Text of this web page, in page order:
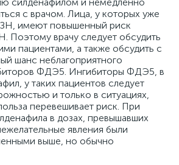
с врачом. Лица, у которых уже
имеют повышенный риск
врачу следует обсудить
пациентами, а также обсудить с
шанс неблагоприятного
ФДЭ5. Ингибиторы ФДЭ5, в
у таких пациентов следует
и только в ситуациях,
перевешивает риск. При
в дозах, превышавших
явления были
выше, но обычно